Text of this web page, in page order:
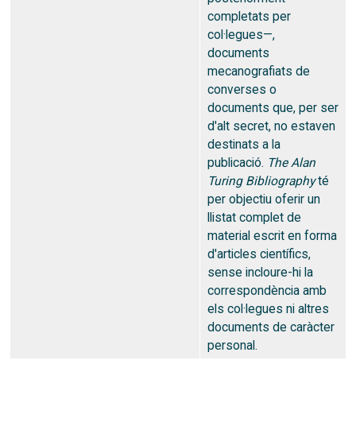
completats per
col·legues—,
documents
mecanografiats de
converses o
documents que, per ser
d'alt secret, no estaven
destinats a la
publicació. The Alan
Turing Bibliographyté
per objectiu oferir un
llistat complet de
material escrit en forma
d'articles científics,
sense incloure-hi la
correspondència amb
els col·legues ni altres
documents de caràcter
personal.